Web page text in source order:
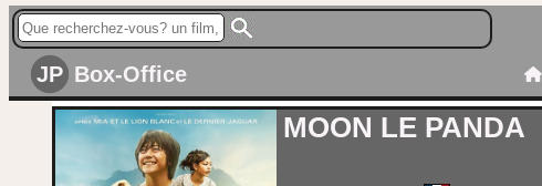
JP Box-Office
MOON LE PANDA